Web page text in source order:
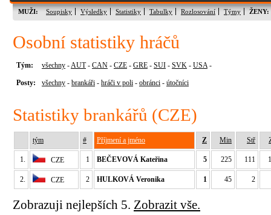
MUŽI: Soupisky Výsledky Statistiky Tabulky Rozlosování Týmy ŽENY:
Osobní statistiky hráčů
Tým: všechny -AUT- CAN - CZE - GRE - SUI - SVK - USA-
Posty: všechny - brankáři - hráči v poli - obránci - útočníci
Statistiky brankářů (CZE)
tým # Příjmení a jméno Z Min Stř
1. CZE 1 BEČEVOVÁ Kateřina 5 225 111
2. CZE 2 HULKOVÁ Veronika 1 45 2
Zobrazuji nejlepších 5. Zobrazit vše.